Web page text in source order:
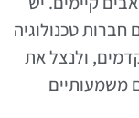
טכנולוגיה
ולנצל את
משמעותיים